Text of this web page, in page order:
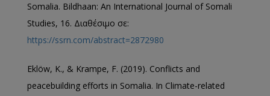
Somalia. Bildhaan: An International Journal of Somali
Studies, 16. Διαθέσιμο σε:
https://ssrn.com/abstract=2872980
Eklöw, K., & Krampe, F. (2019). Conflicts and
peacebuilding efforts in Somalia. In Climate-related